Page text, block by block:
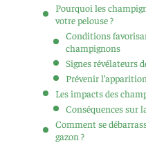
Pourquoi les
votre pelouse ?
Conditions
champignons
Signes révélateurs
Prévenir
Les impacts des
Conséquences sur
Comment se
gazon ?